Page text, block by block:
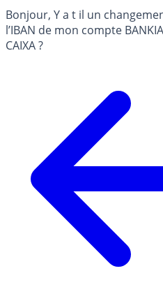
Bonjour, Y a t il un
l’IBAN de mon compte
CAIXA ?